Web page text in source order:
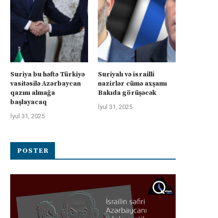
Suriya bu həftə Türkiyə
vasitəsilə Azərbaycan
qazını almağa
başlayacaq
İyul 31, 2025
Suriyalı və israilli
nazirlər cümə axşamı
Bakıda görüşəcək
İyul 31, 2025
POSTER